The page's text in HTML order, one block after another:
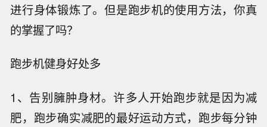
进行身体锻炼了。但是跑步机的使用方法，你真
的掌握了吗？
跑步机健身好处多
1、告别臃肿身材。许多人开始跑步就是因为减
肥，跑步确实减肥的最好运动方式，跑步每分钟